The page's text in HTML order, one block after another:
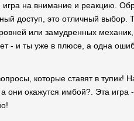
игра на внимание и реакцию.
доступ, это отличный
или замудренных
- и ты уже в плюсе, а одна
которые ставят в
окажутся имбой?. Эта игра -